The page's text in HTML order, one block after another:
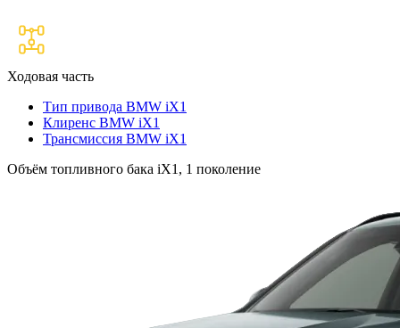
Ходовая часть
Тип привода BMW iX1
Клиренс BMW iX1
Трансмиссия BMW iX1
Объём топливного бака iX1, 1 поколение